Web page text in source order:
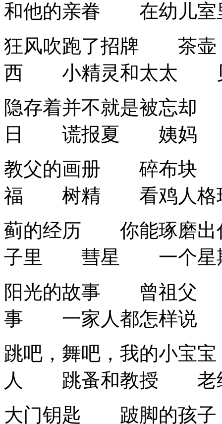
和他的亲眷 在幼儿
狂风吹跑了招牌 茶
西 小精灵和太太 贝
隐存着并不就是被忘
日 谎报夏 姨妈
教父的画册 碎布块
福 树精 看鸡人格瑞
蓟的经历 你能琢磨
子里 彗星 一个星期
阳光的故事 曾祖
事 一家人都怎样说
跳吧，舞吧，我的小
人 跳蚤和教授 老约
大门钥匙 跛脚的